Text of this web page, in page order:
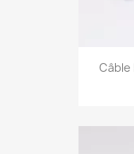
Câble